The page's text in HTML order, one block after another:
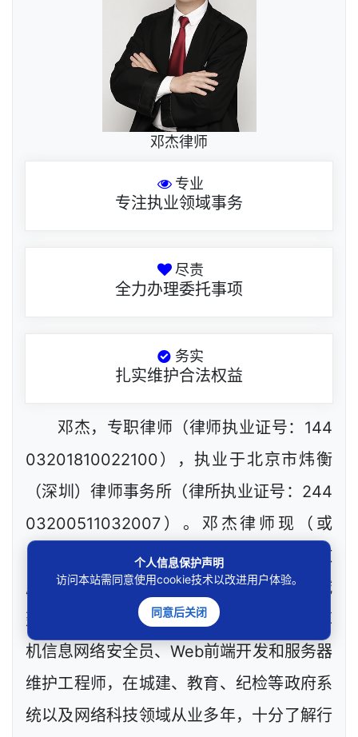
邓杰律师
专业
专注执业领域事务
尽责
全力办理委托事项
务实
扎实维护合法权益
邓杰，专职律师（律师执业证号：144
03201810022100），执业于北京市炜衡
（深圳）律师事务所（律所执业证号：244
03200511032007）。邓杰律师现（或
曾）兼任深圳市人民政府听证员、深圳市政
府采购评审专家（法律类）、深圳市某区城
建部门公职律师、建设工程定标专家、计算
机信息网络安全员、Web前端开发和服务器
维护工程师，在城建、教育、纪检等政府系
统以及网络科技领域从业多年，十分了解行
个人信息保护声明
访问本站需同意使用cookie技术以改进用户体验。
同意后关闭